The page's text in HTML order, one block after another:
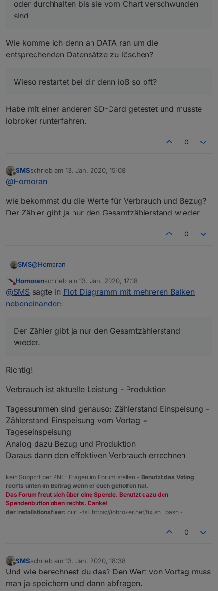
oder durchhalten bis sie vom Chart verschwunden
sind.
Wie komme ich denn an DATA ran um die
entsprechenden Datensätze zu löschen?
Wieso restartet bei dir denn ioB so oft?
Habe mit einer anderen SD-Card getestet und musste
iobroker runterfahren.
0
Offline
SMSschrieb am 13. Jan. 2020, 15:08
zuletzt editiert von
@Homoran
wie bekommst du die Werte für Verbrauch und Bezug?
Der Zähler gibt ja nur den Gesamtzählerstand wieder.
0
SMS@Homoran
wie bekommst du die Werte für Verbrauch und Bezug?
Der Zähler gibt ja nur den Gesamtzählerstand wieder.
Nicht stören
Homoranschrieb am 13. Jan. 2020, 17:18
zuletzt editiert von
@SMS sagte in Flot Diagramm mit mehreren Balken
nebeneinander:
Der Zähler gibt ja nur den Gesamtzählerstand
wieder.
Richtig!
Verbrauch ist aktuelle Leistung - Produktion
Tagessummen sind genauso: Zählerstand Einspeisung -
Zählerstand Einspeisung vom Vortag =
Tageseinspeisung
Analog dazu Bezug und Produktion
Daraus dann den effektiven Verbrauch errechnen
kein Support per PN! - Fragen im Forum stellen - Benutzt das Voting
rechts unten im Beitrag wenn er euch geholfen hat.
Das Forum freut sich über eine Spende. Benutzt dazu den
Spendenbutton oben rechts. Danke!
der Installationsfixer: curl -fsL https://iobroker.net/fix.sh | bash -
0
Offline
SMSschrieb am 13. Jan. 2020, 18:38
zuletzt editiert von
Und wie berechnest du das? Den Wert von Vortag muss
man ja speichern und dann abfragen.